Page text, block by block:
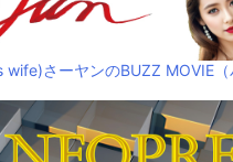
さーヤンのBUZZ MOVIE（